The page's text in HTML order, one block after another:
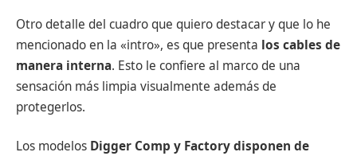
Otro detalle del cuadro que quiero destacar y que lo he
mencionado en la «intro», es que presenta los cables de
manera interna. Esto le confiere al marco de una
sensación más limpia visualmente además de
protegerlos.
Los modelos Digger Comp y Factory disponen de